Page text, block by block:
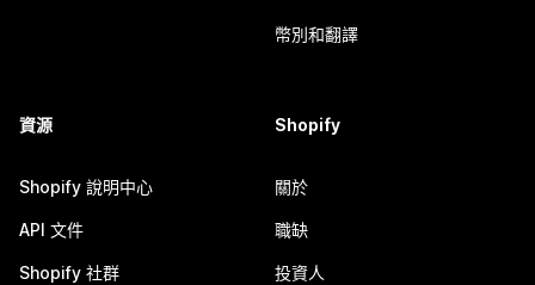
幣別和翻譯
資源
Shopify 說明中心
API 文件
Shopify 社群
Shopify
關於
職缺
投資人